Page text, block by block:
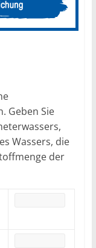
Geben Sie
Wassers, die
der